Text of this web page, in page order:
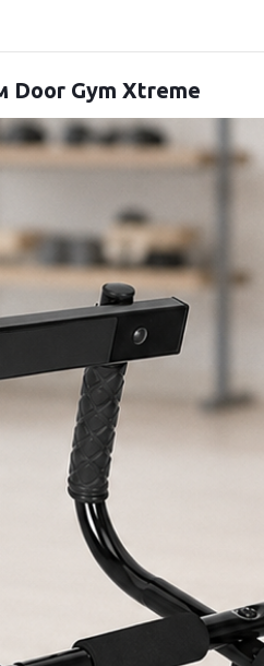
Door Gym Xtreme